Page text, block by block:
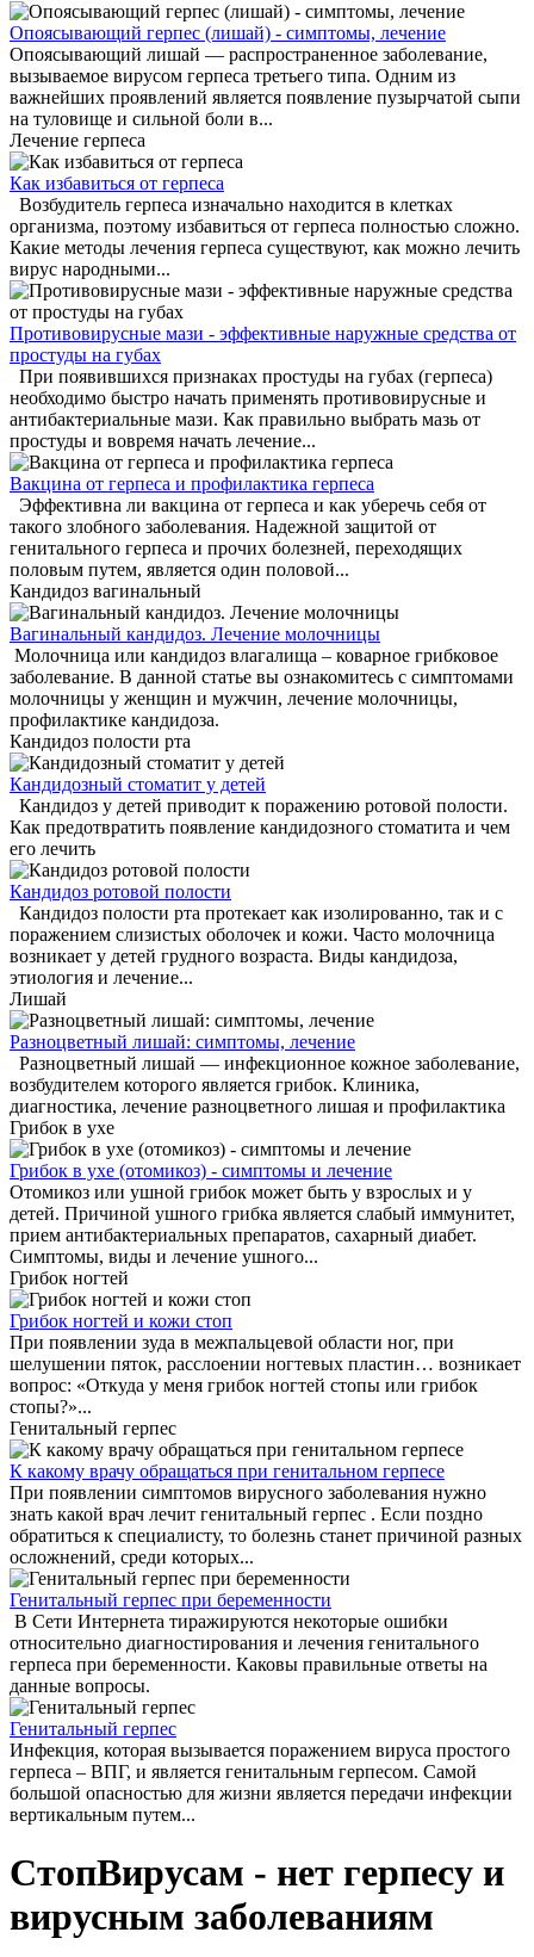
Опоясывающий герпес (лишай) - симптомы, лечение
Опоясывающий лишай — распространенное заболевание,
вызываемое вирусом герпеса третьего типа. Одним из
важнейших проявлений является появление пузырчатой сыпи
на туловище и сильной боли в...
Лечение герпеса
Как избавиться от герпеса
Возбудитель герпеса изначально находится в клетках
организма, поэтому избавиться от герпеса полностью сложно.
Какие методы лечения герпеса существуют, как можно лечить
вирус народными...
Противовирусные мази - эффективные наружные средства от
простуды на губах
При появившихся признаках простуды на губах (герпеса)
необходимо быстро начать применять противовирусные и
антибактериальные мази. Как правильно выбрать мазь от
простуды и вовремя начать лечение...
Вакцина от герпеса и профилактика герпеса
Эффективна ли вакцина от герпеса и как уберечь себя от
такого злобного заболевания. Надежной защитой от
генитального герпеса и прочих болезней, переходящих
половым путем, является один половой...
Кандидоз вагинальный
Вагинальный кандидоз. Лечение молочницы
Молочница или кандидоз влагалища – коварное грибковое
заболевание. В данной статье вы ознакомитесь с симптомами
молочницы у женщин и мужчин, лечение молочницы,
профилактике кандидоза.
Кандидоз полости рта
Кандидозный стоматит у детей
Кандидоз у детей приводит к поражению ротовой полости.
Как предотвратить появление кандидозного стоматита и чем
его лечить
Кандидоз ротовой полости
Кандидоз полости рта протекает как изолированно, так и с
поражением слизистых оболочек и кожи. Часто молочница
возникает у детей грудного возраста. Виды кандидоза,
этиология и лечение...
Лишай
Разноцветный лишай: симптомы, лечение
Разноцветный лишай — инфекционное кожное заболевание,
возбудителем которого является грибок. Клиника,
диагностика, лечение разноцветного лишая и профилактика
Грибок в ухе
Грибок в ухе (отомикоз) - симптомы и лечение
Отомикоз или ушной грибок может быть у взрослых и у
детей. Причиной ушного грибка является слабый иммунитет,
прием антибактериальных препаратов, сахарный диабет.
Симптомы, виды и лечение ушного...
Грибок ногтей
Грибок ногтей и кожи стоп
При появлении зуда в межпальцевой области ног, при
шелушении пяток, расслоении ногтевых пластин… возникает
вопрос: «Откуда у меня грибок ногтей стопы или грибок
стопы?»...
Генитальный герпес
К какому врачу обращаться при генитальном герпесе
При появлении симптомов вирусного заболевания нужно
знать какой врач лечит генитальный герпес . Если поздно
обратиться к специалисту, то болезнь станет причиной разных
осложнений, среди которых...
Генитальный герпес при беременности
В Сети Интернета тиражируются некоторые ошибки
относительно диагностирования и лечения генитального
герпеса при беременности. Каковы правильные ответы на
данные вопросы.
Генитальный герпес
Инфекция, которая вызывается поражением вируса простого
герпеса – ВПГ, и является генитальным герпесом. Самой
большой опасностью для жизни является передачи инфекции
вертикальным путем...
СтопВирусам - нет герпесу и
вирусным заболеваниям